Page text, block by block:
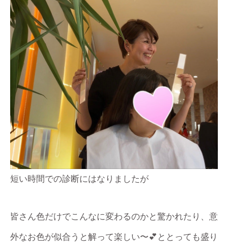
短い時間での診断にはなりましたが
皆さん色だけでこんなに変わるのかと驚かれたり、意
外なお色が似合うと解って楽しい〜💕ととっても盛り